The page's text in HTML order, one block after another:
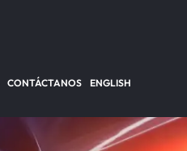
CONTÁCTANOS ENGLISH